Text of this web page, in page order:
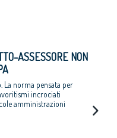
ASSESSORE NON
La norma pensata per
incrociati
amministrazioni